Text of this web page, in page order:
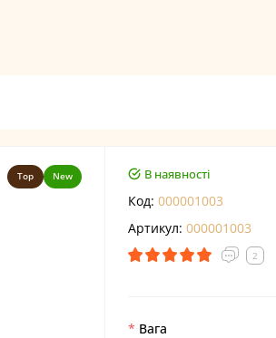
Top New В наявності
Код: 000001003
Артикул: 000001003
2
Вага